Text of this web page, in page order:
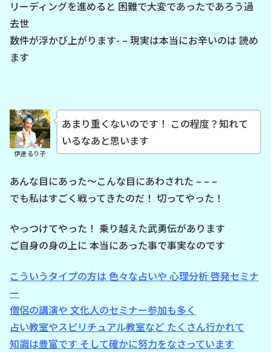
リーディングを進めると 困難で大変であったであろう過
去世
数件が浮かび上がります- – 現実は本当にお辛いのは 読め
ます
伊達 るり子
あまり重くないのです！ この程度？知れて
いるなあと思います
あんな目にあった～こんな目にあわされた – – –
でも私はすごく戦ってきたのだ！ 切ってやった！
やっつけてやった！ 乗り越えた武勇伝があります
ご自身の身の上に 本当にあった事で事実なのです
こういうタイプの方は 色々な占いや 心理分析 啓発セミナ
ー
僧侶の講演や 文化人のセミナー参加も多く
占い教室やスピリチュアル教室など たくさん行かれて
知識は豊富です そして確かに努力をなさっています